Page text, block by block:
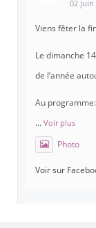
02 juin
Viens fêter la
Le dimanche
de l’année
Au
... Voir plus
Photo
Voir sur